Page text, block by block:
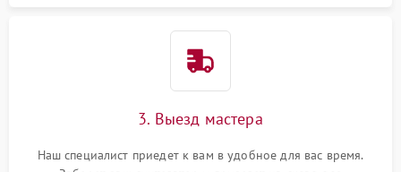
3. Выезд мастера
Наш специалист приедет к вам в удобное для вас время.